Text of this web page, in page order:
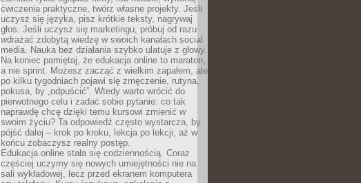
ćwiczenia praktyczne, twórz własne projekty. Jeśli
uczysz się języka, pisz krótkie teksty, nagrywaj
głos. Jeśli uczysz się marketingu, próbuj od razu
wdrażać zdobytą wiedzę w swoich kanałach social
media. Nauka bez działania szybko ulatuje z głowy.
Na koniec pamiętaj, że edukacja online to maraton,
a nie sprint. Możesz zacząć z wielkim zapałem, ale
po kilku tygodniach pojawi się zmęczenie, rutyna,
pokusa, by „odpuścić”. Wtedy warto wrócić do
pierwotnego celu i zadać sobie pytanie: co tak
naprawdę chcę dzięki temu kursowi zmienić w
swoim życiu? Ta odpowiedź często wystarcza, by
pójść dalej – krok po kroku, lekcja po lekcji, aż w
końcu zobaczysz realny postęp.
Edukacja online stała się codziennością. Coraz
częściej uczymy się nowych umiejętności nie na
sali wykładowej, lecz przed ekranem komputera